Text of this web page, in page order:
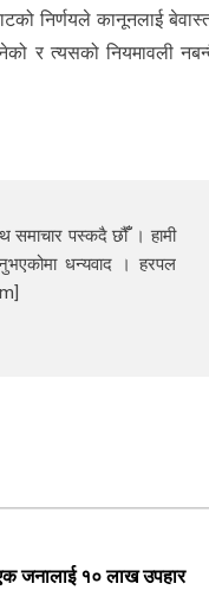
निर्णयले कानूनलाई
र त्यसको नियमावली
समाचार पस्कदै छौँँ । हामी
धन्यवाद । हरपल
जनालाई १० लाख उपहार